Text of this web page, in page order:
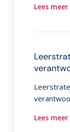
Lees meer
Lees meer